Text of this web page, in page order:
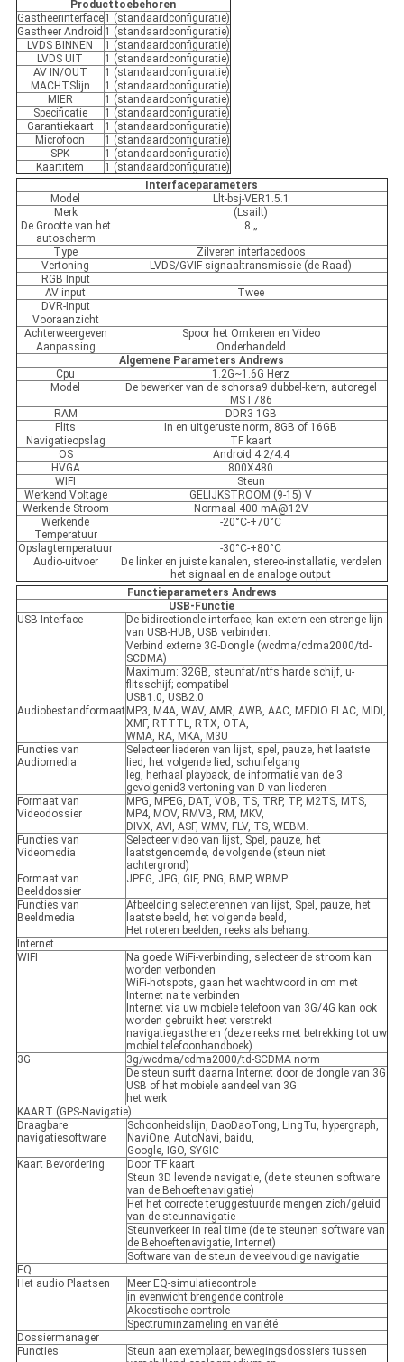
Producttoebehoren
Gastheerinterface1 (standaardconfiguratie)
Gastheer Android 1 (standaardconfiguratie)
LVDS BINNEN
1 (standaardconfiguratie)
LVDS UIT
1 (standaardconfiguratie)
AV IN/OUT
1 (standaardconfiguratie)
MACHTSlijn
1 (standaardconfiguratie)
MIER
1 (standaardconfiguratie)
Specificatie
1 (standaardconfiguratie)
Garantiekaart
1 (standaardconfiguratie)
Microfoon
1 (standaardconfiguratie)
SPK
1 (standaardconfiguratie)
Kaartitem
1 (standaardconfiguratie)
Interfaceparameters
Model
Llt-bsj-VER1.5.1
Merk
(Lsailt)
De Grootte van het
autoscherm
8 „
Type
Zilveren interfacedoos
Vertoning
LVDS/GVIF signaaltransmissie (de Raad)
RGB Input
AV input
Twee
DVR-Input
Vooraanzicht
Achterweergeven
Spoor het Omkeren en Video
Aanpassing
Onderhandeld
Algemene Parameters Andrews
Cpu
1.2G~1.6G Herz
Model
De bewerker van de schorsa9 dubbel-kern, autoregel
MST786
RAM
DDR3 1GB
Flits
In en uitgeruste norm, 8GB of 16GB
Navigatieopslag
TF kaart
OS
Android 4.2/4.4
HVGA
800X480
WIFI
Steun
Werkend Voltage
GELIJKSTROOM (9-15) V
Werkende Stroom
Normaal 400 mA@12V
Werkende
Temperatuur
-20°C-+70°C
Opslagtemperatuur
-30°C-+80°C
Audio-uitvoer
De linker en juiste kanalen, stereo-installatie, verdelen
het signaal en de analoge output
Functieparameters Andrews
USB-Functie
USB-Interface
De bidirectionele interface, kan extern een strenge lijn
van USB-HUB, USB verbinden.
Verbind externe 3G-Dongle (wcdma/cdma2000/td-
SCDMA)
Maximum: 32GB, steunfat/ntfs harde schijf, u-
flitsschijf; compatibel
USB1.0, USB2.0
AudiobestandformaatMP3, M4A, WAV, AMR, AWB, AAC, MEDIO FLAC, MIDI,
XMF, RTTTL, RTX, OTA,
WMA, RA, MKA, M3U
Functies van
Audiomedia
Selecteer liederen van lijst, spel, pauze, het laatste
lied, het volgende lied, schuifelgang
leg, herhaal playback, de informatie van de 3
gevolgenid3 vertoning van D van liederen
Formaat van
Videodossier
MPG, MPEG, DAT, VOB, TS, TRP, TP, M2TS, MTS,
MP4, MOV, RMVB, RM, MKV,
DIVX, AVI, ASF, WMV, FLV, TS, WEBM.
Functies van
Videomedia
Selecteer video van lijst, Spel, pauze, het
laatstgenoemde, de volgende (steun niet
achtergrond)
Formaat van
Beelddossier
JPEG, JPG, GIF, PNG, BMP, WBMP
Functies van
Beeldmedia
Afbeelding selecterennen van lijst, Spel, pauze, het
laatste beeld, het volgende beeld,
Het roteren beelden, reeks als behang.
Internet
WIFI
Na goede WiFi-verbinding, selecteer de stroom kan
worden verbonden
WiFi-hotspots, gaan het wachtwoord in om met
Internet na te verbinden
Internet via uw mobiele telefoon van 3G/4G kan ook
worden gebruikt heet verstrekt
navigatiegastheren (deze reeks met betrekking tot uw
mobiel telefoonhandboek)
3G
3g/wcdma/cdma2000/td-SCDMA norm
De steun surft daarna Internet door de dongle van 3G
USB of het mobiele aandeel van 3G
het werk
KAART (GPS-Navigatie)
Draagbare
navigatiesoftware
Schoonheidslijn, DaoDaoTong, LingTu, hypergraph,
NaviOne, AutoNavi, baidu,
Google, IGO, SYGIC
Kaart Bevordering
Door TF kaart
Steun 3D levende navigatie, (de te steunen software
van de Behoeftenavigatie)
Het het correcte teruggestuurde mengen zich/geluid
van de steunnavigatie
Steunverkeer in real time (de te steunen software van
de Behoeftenavigatie, Internet)
Software van de steun de veelvoudige navigatie
EQ
Het audio Plaatsen
Meer EQ-simulatiecontrole
in evenwicht brengende controle
Akoestische controle
Spectruminzameling en variété
Dossiermanager
Functies
Steun aan exemplaar, bewegingsdossiers tussen